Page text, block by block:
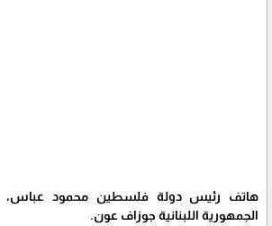
هاتف رئيس دولة فلسطين محمود عباس،
الجمهورية اللبنانية جوزاف عون.